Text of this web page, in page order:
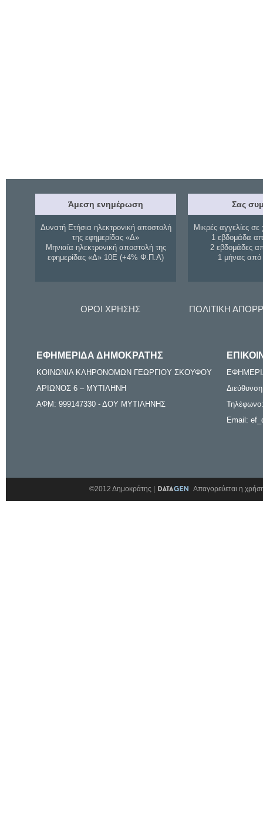
Άμεση ενημέρωση
Δυνατή Ετήσια ηλεκτρονική αποστολή
της εφημερίδας «Δ»
Μηνιαία ηλεκτρονική αποστολή της
εφημερίδας «Δ» 10Ε (+4% Φ.Π.Α)
Σας
Μικρές αγγελίες σε
1 εβδομάδα
2 εβδομάδες
1 μήνας
ΟΡΟΙ ΧΡΗΣΗΣ ΠΟΛΙΤΙΚΗ
ΕΦΗΜΕΡΙΔΑ ΔΗΜΟΚΡΑΤΗΣ
ΚΟΙΝΩΝΙΑ ΚΛΗΡΟΝΟΜΩΝ ΓΕΩΡΓΙΟΥ ΣΚΟΥΦΟΥ
ΑΡΙΩΝΟΣ 6 – ΜΥΤΙΛΗΝΗ
ΑΦΜ: 999147330 - ΔΟΥ ΜΥΤΙΛΗΝΗΣ
Email:
©2012 Δημοκράτης | Απαγορεύεται η